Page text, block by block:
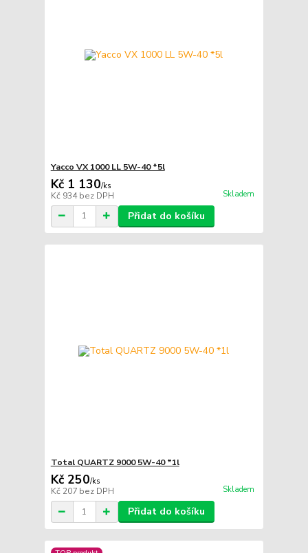
Yacco VX 1000 LL 5W-40 *5l
Kč 1 130/ks
Kč 934bez DPH Skladem
Přidat do košíku
Total QUARTZ 9000 5W-40 *1l
Kč 250/ks
Kč 207 bez DPH Skladem
Přidat do košíku